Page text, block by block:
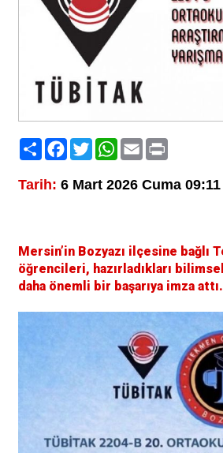
PaylaşFacebook
TwitterWhatsApp
EmailPrint
Tarih: 6 Mart 2026 Cuma 09:11
Mersin’in Bozyazı ilçesine bağlı
öğrencileri, hazırladıkları
daha önemli bir başarıya imza attı.